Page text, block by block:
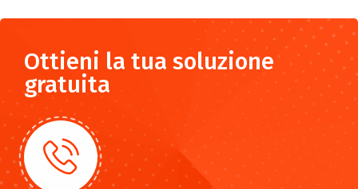
Ottieni la tua soluzione
gratuita